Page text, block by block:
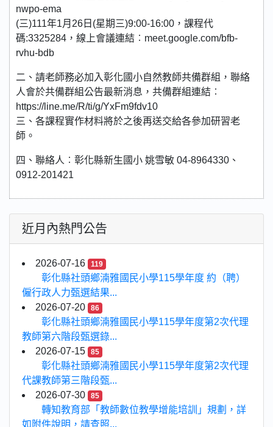
nwpo-ema
(三)111年1月26日(星期三)9:00-16:00，課程代
碼:3325284，線上會議連結︰meet.google.com/bfb-
rvhu-bdb
二、請老師務必加入彰化國小自然教師共備群組，聯絡
人會於共備群組公告最新消息，共備群組連結︰
https://line.me/R/ti/g/YxFm9fdv10
三、各課程實作材料將於之後再送交給各參加研習老
師。
四、聯絡人︰彰化縣新生國小 姚雪敏 04-8964330、
0912-201421
近月內熱門公告
2026-07-16 119
彰化縣社頭鄉湳雅國民小學115學年度 約（聘）
僱行政人力甄選結果...
2026-07-20
86
彰化縣社頭鄉湳雅國民小學115學年度第2次代理
教師第六階段甄選錄...
2026-07-15
85
彰化縣社頭鄉湳雅國民小學115學年度第2次代理
代課教師第三階段甄...
2026-07-30
85
轉知教育部「教師數位教學增能培訓」規劃，詳
如附件說明，請查照...